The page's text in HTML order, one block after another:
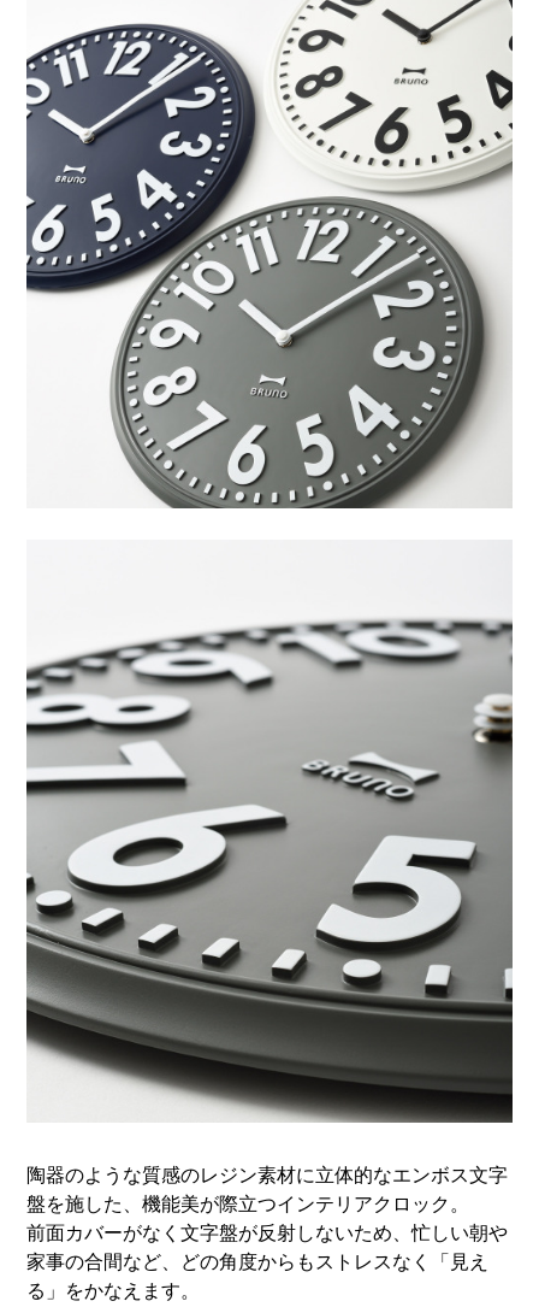
陶器のような質感のレジン素材に立体的なエンボス文字
盤を施した、機能美が際立つインテリアクロック。
前面カバーがなく文字盤が反射しないため、忙しい朝や
家事の合間など、どの角度からもストレスなく「見え
る」をかなえます。